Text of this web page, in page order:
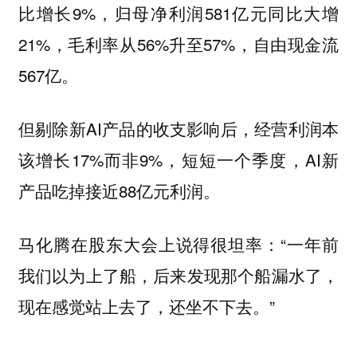
比增长9%，归母净利润581亿元同比大增
21%，毛利率从56%升至57%，自由现金流
567亿。
但剔除新AI产品的收支影响后，经营利润本
该增长17%而非9%，短短一个季度，AI新
产品吃掉接近88亿元利润。
马化腾在股东大会上说得很坦率：“一年前
我们以为上了船，后来发现那个船漏水了，
现在感觉站上去了，还坐不下去。”